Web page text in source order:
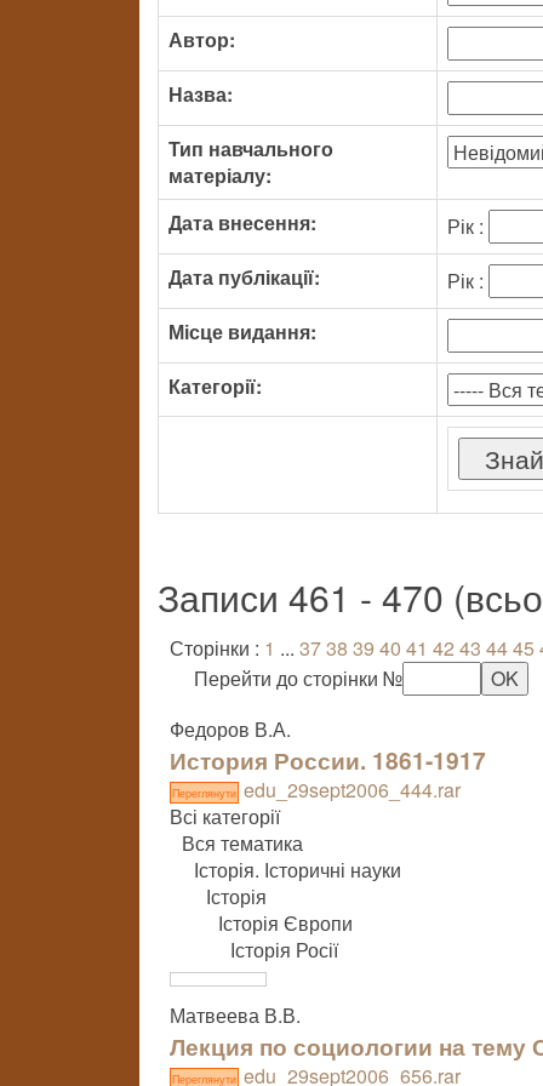
Автор:
Назва:
Тип навчального
матеріалу:
Дата внесення:
Рік :
Дата публікації:
Рік :
Місце видання:
Категорії:
Записи 461 - 470
Сторінки : 1 ... 3738 39 40 41 42 43 4445
Перейти до сторінки №
Федоров В.А.
История России. 1861-1917
Переглянути edu_29sept2006_444.rar
Всі категорії
Вся тематика
Історія. Історичні науки
Історія
Історія Європи
Історія Росії
Матвеева В.В.
Лекция по социологии на тему
Переглянути edu_29sept2006_656.rar